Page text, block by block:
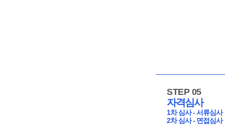
STEP 05
자격심사
1차 심사 - 서류심사
2차 심사 - 면접심사